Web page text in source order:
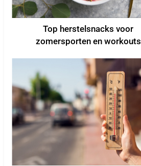
Top herstelsnacks voor
zomersporten en workouts